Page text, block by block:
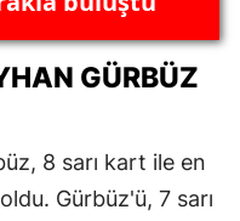
GÜRBÜZ
8 sarı kart ile en
Gürbüz'ü, 7 sarı